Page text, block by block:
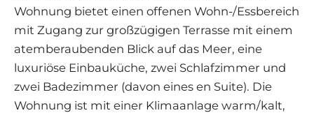
Wohnung bietet einen offenen Wohn-/Essbereich
mit Zugang zur großzügigen Terrasse mit einem
atemberaubenden Blick auf das Meer, eine
luxuriöse Einbauküche, zwei Schlafzimmer und
zwei Badezimmer (davon eines en Suite). Die
Wohnung ist mit einer Klimaanlage warm/kalt,